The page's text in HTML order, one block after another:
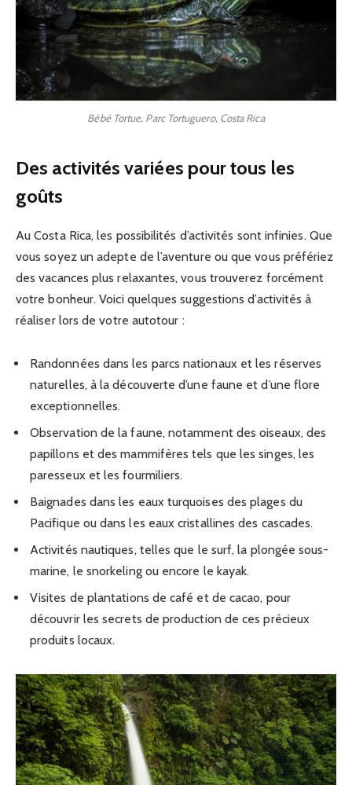
Bébé Tortue, Parc Tortuguero, Costa Rica
Des activités variées pour tous les
goûts
Au Costa Rica, les possibilités d’activités sont infinies. Que
vous soyez un adepte de l’aventure ou que vous préfériez
des vacances plus relaxantes, vous trouverez forcément
votre bonheur. Voici quelques suggestions d’activités à
réaliser lors de votre autotour :
Randonnées dans les parcs nationaux et les réserves
naturelles, à la découverte d’une faune et d’une flore
exceptionnelles.
Observation de la faune, notamment des oiseaux, des
papillons et des mammifères tels que les singes, les
paresseux et les fourmiliers.
Baignades dans les eaux turquoises des plages du
Pacifique ou dans les eaux cristallines des cascades.
Activités nautiques, telles que le surf, la plongée sous-
marine, le snorkeling ou encore le kayak.
Visites de plantations de café et de cacao, pour
découvrir les secrets de production de ces précieux
produits locaux.